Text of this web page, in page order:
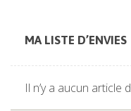
MA LISTE D’ENVIES
Il n’y a aucun article